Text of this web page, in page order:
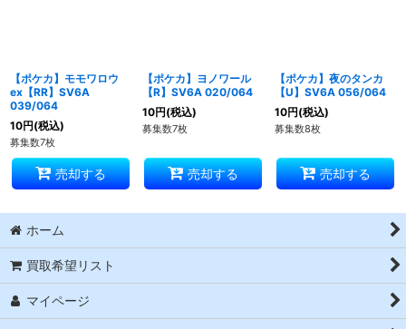
【ポケカ】モモワロウ
ex【RR】SV6A
039/064
10円(税込)
募集数7枚
売却する
【ポケカ】ヨノワール
【R】SV6A 020/064
10円(税込)
募集数7枚
売却する
【ポケカ】夜のタンカ
【U】SV6A 056/064
10円(税込)
募集数8枚
売却する
ホーム
買取希望リスト
マイページ